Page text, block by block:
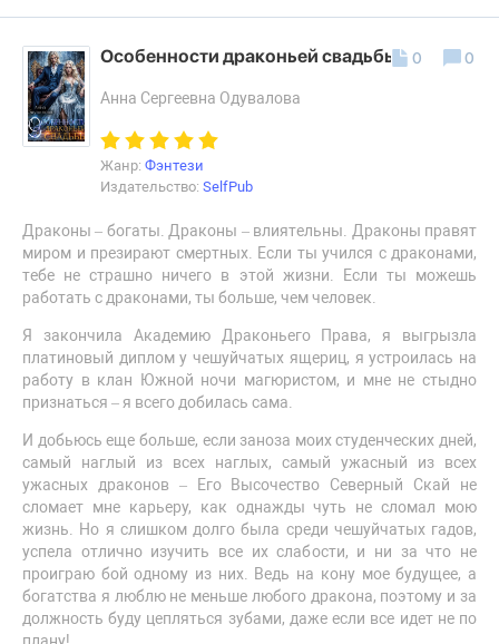
Особенности драконьей свадьбы
Анна Сергеевна Одувалова
Жанр: Фэнтези
Издательство: SelfPub
Драконы – богаты. Драконы – влиятельны. Драконы правят
миром и презирают смертных. Если ты учился с драконами,
тебе не страшно ничего в этой жизни. Если ты можешь
работать с драконами, ты больше, чем человек.
Я закончила Академию Драконьего Права, я выгрызла
платиновый диплом у чешуйчатых ящериц, я устроилась на
работу в клан Южной ночи магюристом, и мне не стыдно
признаться – я всего добилась сама.
И добьюсь еще больше, если заноза моих студенческих дней,
самый наглый из всех наглых, самый ужасный из всех
ужасных драконов – Его Высочество Северный Скай не
сломает мне карьеру, как однажды чуть не сломал мою
жизнь. Но я слишком долго была среди чешуйчатых гадов,
успела отлично изучить все их слабости, и ни за что не
проиграю бой одному из них. Ведь на кону мое будущее, а
богатства я люблю не меньше любого дракона, поэтому и за
должность буду цепляться зубами, даже если все идет не по
0 0